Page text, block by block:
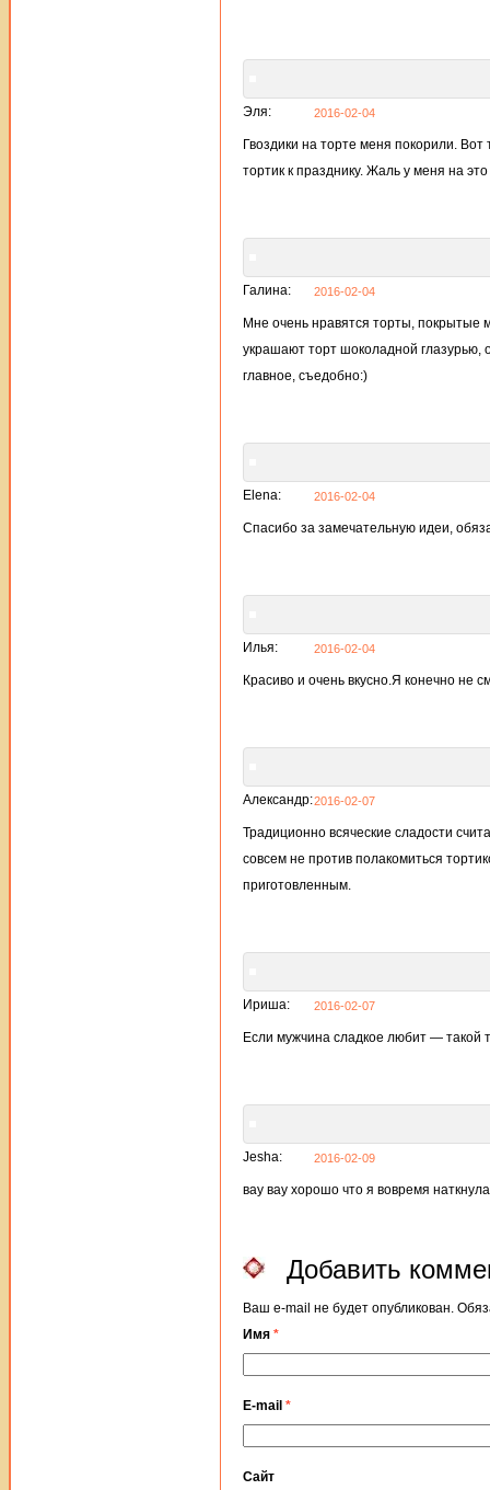
Эля: 2016-02-04
Гвоздики на торте меня покорили.
тортик к празднику. Жаль у меня на
Галина: 2016-02-04
Мне очень нравятся торты, покрытые
украшают торт шоколадной глазурью,
главное, съедобно:)
Elena: 2016-02-04
Спасибо за замечательную идеи,
Илья: 2016-02-04
Красиво и очень вкусно.Я конечно не
Александр:2016-02-07
Традиционно всяческие сладости
совсем не против полакомиться
приготовленным.
Ириша: 2016-02-07
Если мужчина сладкое любит — такой
Jesha: 2016-02-09
вау вау хорошо что я вовремя
Добавить
Ваш e-mail не будет опубликован.
Имя *
E-mail *
Сайт